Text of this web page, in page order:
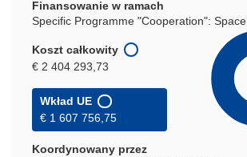
Finansowanie w ramach
Specific Programme "Cooperation": Space
Koszt całkowity
€ 2 404 293,73
Wkład UE
€ 1 607 756,75
Koordynowany przez